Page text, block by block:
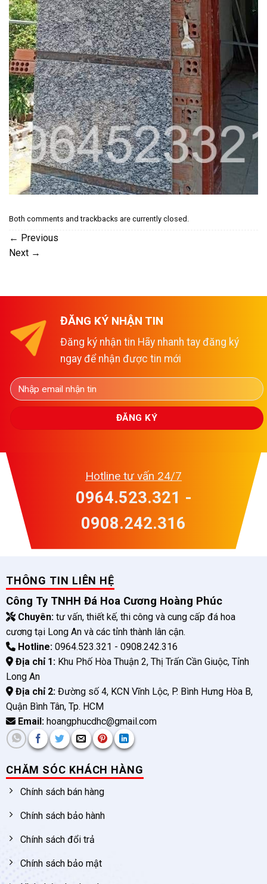
Both comments and trackbacks are currently closed.
← Previous
Next →
ĐĂNG KÝ NHẬN TIN
Đăng ký nhận tin Hãy nhanh tay đăng ký
ngay để nhận được tin mới
Hotline tư vấn 24/7
0964.523.321 -
0908.242.316
THÔNG TIN LIÊN HỆ
Công Ty TNHH Đá Hoa Cương Hoàng Phúc
Chuyên:tư vấn, thiết kế, thi công và cung cấp đá hoa
cương tại Long An và các tỉnh thành lân cận.
Hotline:0964.523.321 - 0908.242.316
Địa chỉ 1:Khu Phố Hòa Thuận 2, Thị Trấn Cần Giuộc, Tỉnh
Long An
Địa chỉ 2:Đường số 4, KCN Vĩnh Lộc, P. Bình Hưng Hòa B,
Quận Bình Tân, Tp. HCM
Email:hoangphucdhc@gmail.com
CHĂM SÓC KHÁCH HÀNG
Chính sách bán hàng
Chính sách bảo hành
Chính sách đổi trả
Chính sách bảo mật